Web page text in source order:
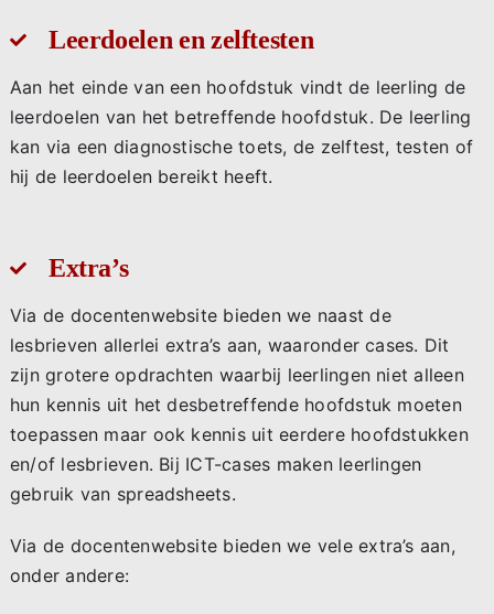
Leerdoelen en zelftesten
Aan het einde van een hoofdstuk vindt de leerling de
leerdoelen van het betreffende hoofdstuk. De leerling
kan via een diagnostische toets, de zelftest, testen of
hij de leerdoelen bereikt heeft.
Extra’s
Via de docentenwebsite bieden we naast de
lesbrieven allerlei extra’s aan, waaronder cases. Dit
zijn grotere opdrachten waarbij leerlingen niet alleen
hun kennis uit het desbetreffende hoofdstuk moeten
toepassen maar ook kennis uit eerdere hoofdstukken
en/of lesbrieven. Bij ICT-cases maken leerlingen
gebruik van spreadsheets.
Via de docentenwebsite bieden we vele extra’s aan,
onder andere: